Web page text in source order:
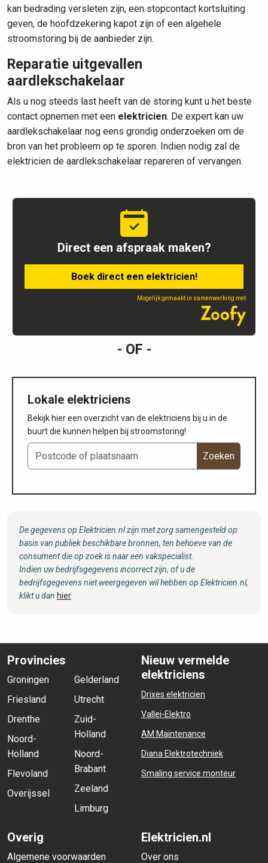
kan bedrading versleten zijn, een stopcontact kortsluiting
geven, de hoofdzekering kapot zijn of een algehele
stroomstoring bij de aanbieder zijn.
Reparatie uitgevallen
aardlekschakelaar
Als u nog steeds last heeft van de storing kunt u het beste
contact opnemen met een elektricien. De expert kan uw
aardlekschakelaar nog eens grondig onderzoeken om de
bron van het probleem op te sporen. Indien nodig zal de
elektricien de aardlekschakelaar repareren of vervangen.
Direct een afspraak maken?
Boek direct een elektricien!
Mogelijk gemaakt in samenwerking met
- OF -
Lokale elektriciens
Bekijk hier een overzicht van de elektriciens bij u in de
buurt die kunnen helpen bij stroomstoring!
Zoeken
De gegevens op Elektricien.nl zijn met zorg samengesteld op
basis van publiek beschikbare bronnen, ten behoeve van de
consument die op zoek is naar een vakspecialist.
Indien uw bedrijfsgegevens incorrect zijn, of u de
bedrijfsgegevens niet weergegeven wil hebben op Elektricien.nl,
klikt u dan hier.
Provincies
Groningen
Friesland
Drenthe
Noord-
Holland
Flevoland
Overijssel
Gelderland
Utrecht
Zuid-
Holland
Noord-
Brabant
Zeeland
Limburg
Nieuw vermelde
elektriciens
Drixes elektricien
Vallei-Elektro
AM Maintenance
Diana Elektrotechniek
Smaling service monteur
Overig
Algemene voorwaarden
Elektricien.nl
Over ons